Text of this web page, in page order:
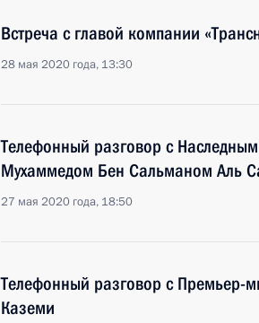
Встреча с главой компании
28 мая 2020 года, 13:30
Телефонный разговор с
Мухаммедом Бен Сальманом Аль
27 мая 2020 года, 18:50
Телефонный разговор с Премьер-
Каземи